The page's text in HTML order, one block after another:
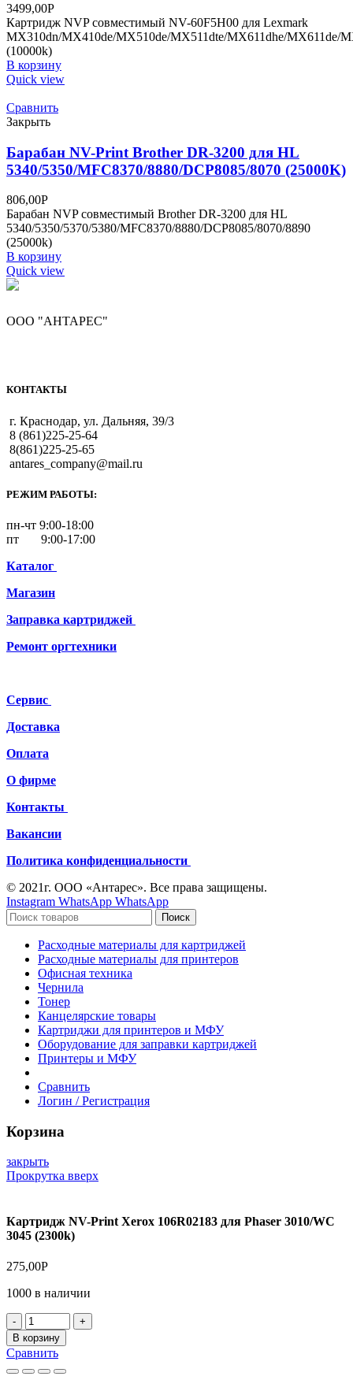
3499,00Р
Картридж NVP совместимый NV-60F5H00 для Lexmark
MX310dn/MX410de/MX510de/MX511dte/MX611dhe/MX611de/
(10000k)
В корзину
Quick view
Сравнить
Закрыть
Барабан NV-Print Brother DR-3200 для HL
5340/5350/MFC8370/8880/DCP8085/8070 (25000K)
806,00Р
Барабан NVP совместимый Brother DR-3200 для HL
5340/5350/5370/5380/MFC8370/8880/DCP8085/8070/8890
(25000k)
В корзину
Quick view
ООО "АНТАРЕС"
КОНТАКТЫ
г. Краснодар, ул. Дальняя, 39/3
8 (861)225-25-64
8(861)225-25-65
antares_company@mail.ru
РЕЖИМ РАБОТЫ:
пн-чт 9:00-18:00
пт 9:00-17:00
Каталог
Магазин
Заправка картриджей
Ремонт оргтехники
Сервис
Доставка
Оплата
О фирме
Контакты
Вакансии
Политика конфиденциальности
© 2021г. ООО «Антарес». Все права защищены.
Instagram WhatsApp WhatsApp
Поиск
Расходные материалы для картриджей
Расходные материалы для принтеров
Офисная техника
Чернила
Тонер
Канцелярские товары
Картриджи для принтеров и МФУ
Оборудование для заправки картриджей
Принтеры и МФУ
Сравнить
Логин / Регистрация
Корзина
закрыть
Прокрутка вверх
Картридж NV-Print Xerox 106R02183 для Phaser 3010/WC
3045 (2300k)
275,00Р
1000 в наличии
Количество
товара
Картридж
NV-
Print
В корзину
Сравнить